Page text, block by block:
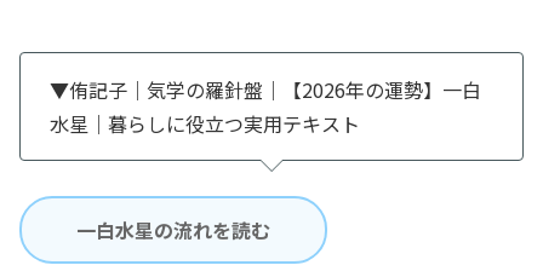
▼侑記子｜気学の羅針盤｜【2026年の運勢】一白
水星｜暮らしに役立つ実用テキスト
一白水星の流れを読む